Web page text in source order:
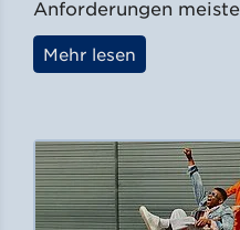
Anforderungen
Mehr lesen